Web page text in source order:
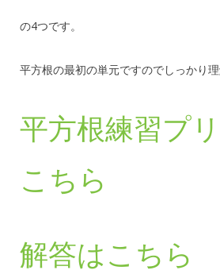
の4つです。
平方根の最初の単元ですのでしっかり理
平方根練習プ
こちら
解答はこちら